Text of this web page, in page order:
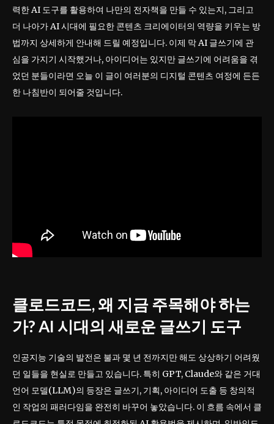
력한 AI 도구를 활용하여 나만의 전자책을 만들 수 있는지, 그리고
더 나아가 AI 시대에 필요한 콘텐츠 크리에이터의 역량을 키우는 방
법까지 상세하게 안내해 드릴 예정입니다. 이제 막 AI 글쓰기에 관
심을 가지기 시작했거나, 아이디어는 있지만 글쓰기에 어려움을 겪
었던 분들이라면 오늘 이 글이 여러분의 디지털 콘텐츠 여정에 든든
한 나침반이 되어줄 것입니다.
클로드코드, 왜 지금 주목해야 하는
가? AI 시대의 새로운 글쓰기 도구
인공지능 기술의 발전은 불과 몇 년 전까지만 해도 상상하기 어려웠
던 일들을 현실로 만들고 있습니다. 특히 GPT, Claude와 같은 거대
언어 모델(LLM)의 등장은 글쓰기, 기획, 아이디어 도출 등 창의적
인 작업의 패러다임을 완전히 바꾸어 놓았습니다. 이 흐름 속에서 클